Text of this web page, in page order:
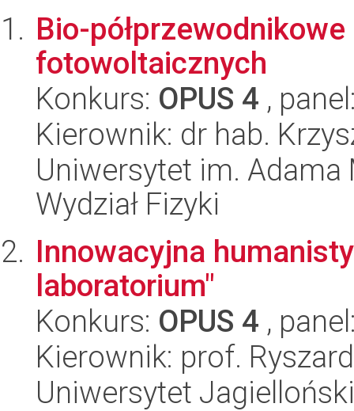
Bio-
fotowoltaicznych
Konkurs: OPUS 4 ,
Kierownik: dr hab.
Uniwersytet im.
Wydział Fizyki
Innowacyjna
laboratorium"
Konkurs: OPUS 4 ,
Kierownik: prof.
Uniwersytet